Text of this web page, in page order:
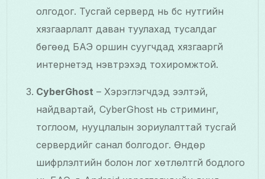
олгодог. Тусгай серверүүд нь бүс нутгийн
хязгаарлалт даван туулахад тусалдаг
бөгөөд БАЭ оршин суугчдад хязгааргүй
интернетэд нэвтрэхэд тохиромжтой.
CyberGhost – Хэрэглэгчдэд ээлтэй,
найдвартай, CyberGhost нь стриминг,
тоглоом, нууцлалын зориулалттай тусгай
серверүүдийг санал болгодог. Өндөр
шифрлэлтийн болон лог хөтлөлтгүй бодлого